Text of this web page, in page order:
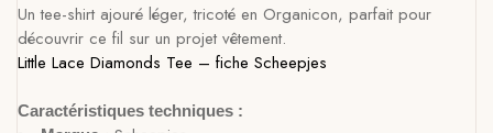
Un tee-shirt ajouré léger, tricoté en Organicon, parfait pour
découvrir ce fil sur un projet vêtement.
Little Lace Diamonds Tee – fiche Scheepjes
Caractéristiques techniques :